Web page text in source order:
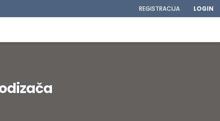
REGISTRACIJA LOGIN